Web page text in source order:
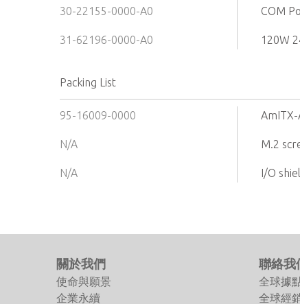
30-22155-0000-A0 COM
31-62196-0000-A0 120W
Packing List
95-16009-0000 AmITX-
N/A M.2
N/A I/O
關於我們
使命與願景
企業永續
聯絡我
全球據
全球經